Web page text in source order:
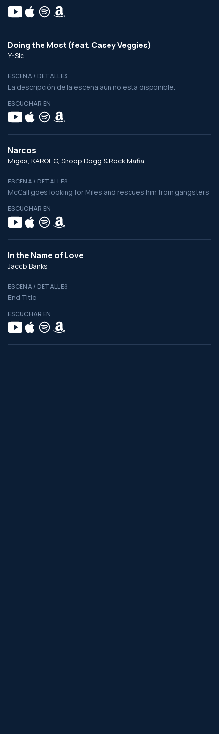
Doing the Most (feat. Casey Veggies)
Y-Sic
ESCENA / DETALLES
La descripción de la escena aún no está disponible.
ESCUCHAR EN
Narcos
Migos, KAROL G, Snoop Dogg & Rock Mafia
ESCENA / DETALLES
McCall goes looking for Miles and rescues him from gangsters
ESCUCHAR EN
In the Name of Love
Jacob Banks
ESCENA / DETALLES
End Title
ESCUCHAR EN